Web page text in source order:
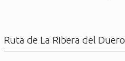
Ruta de La Ribera del Duero